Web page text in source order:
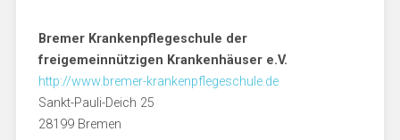
Bremer Krankenpflegeschule der
freigemeinnützigen Krankenhäuser e.V.
http://www.bremer-krankenpflegeschule.de
Sankt-Pauli-Deich 25
28199 Bremen